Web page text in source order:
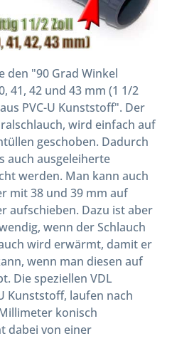
den "90 Grad Winkel
41, 42 und 43 mm (1 1/2
PVC-U Kunststoff". Der
wird einfach auf
geschoben. Dadurch
auch ausgeleiherte
werden. Man kann auch
mit 38 und 39 mm auf
aufschieben. Dazu ist aber
wenn der Schlauch
wird erwärmt, damit er
wenn man diesen auf
Die speziellen VDL
Kunststoff, laufen nach
konisch
dabei von einer